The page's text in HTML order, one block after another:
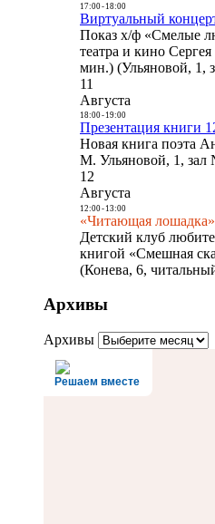
17:00- 18:00
Виртуальный
Показ х/ф «Смелые
театра и кино
мин.) (Ульяновой, 1,
11
Августа
18:00- 19:00
Презентация книги
Новая книга поэта
М. Ульяновой, 1, зал
12
Августа
12:00- 13:00
«Читающая
Детский клуб
книгой «Смешная
(Конева, 6,
Архивы
Архивы
Решаем вместе